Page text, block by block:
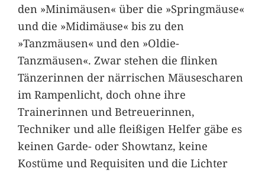
den »Minimäusen« über die »Springmäuse«
und die »Midimäuse« bis zu den
»Tanzmäusen« und den »Oldie-
Tanzmäusen«. Zwar stehen die flinken
Tänzerinnen der närrischen Mäusescharen
im Rampenlicht, doch ohne ihre
Trainerinnen und Betreuerinnen,
Techniker und alle fleißigen Helfer gäbe es
keinen Garde- oder Showtanz, keine
Kostüme und Requisiten und die Lichter